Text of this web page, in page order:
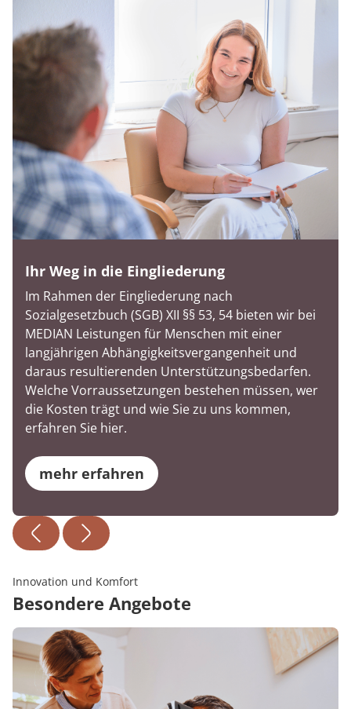
Ihr Weg in die Eingliederung
Im Rahmen der Eingliederung nach
Sozialgesetzbuch (SGB) XII §§ 53, 54 bieten wir bei
MEDIAN Leistungen für Menschen mit einer
langjährigen Abhängigkeitsvergangenheit und
daraus resultierenden Unterstützungsbedarfen.
Welche Vorraussetzungen bestehen müssen, wer
die Kosten trägt und wie Sie zu uns kommen,
erfahren Sie hier.
mehr erfahren
Innovation und Komfort
Besondere Angebote